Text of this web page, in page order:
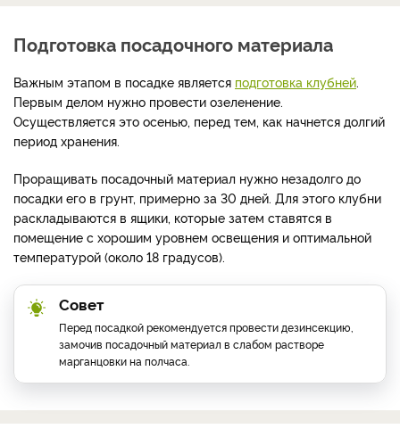
Подготовка посадочного материала
Важным этапом в посадке является подготовка клубней.
Первым делом нужно провести озеленение.
Осуществляется это осенью, перед тем, как начнется долгий
период хранения.
Проращивать посадочный материал нужно незадолго до
посадки его в грунт, примерно за 30 дней. Для этого клубни
раскладываются в ящики, которые затем ставятся в
помещение с хорошим уровнем освещения и оптимальной
температурой (около 18 градусов).
Совет
Перед посадкой рекомендуется провести дезинсекцию,
замочив посадочный материал в слабом растворе
марганцовки на полчаса.